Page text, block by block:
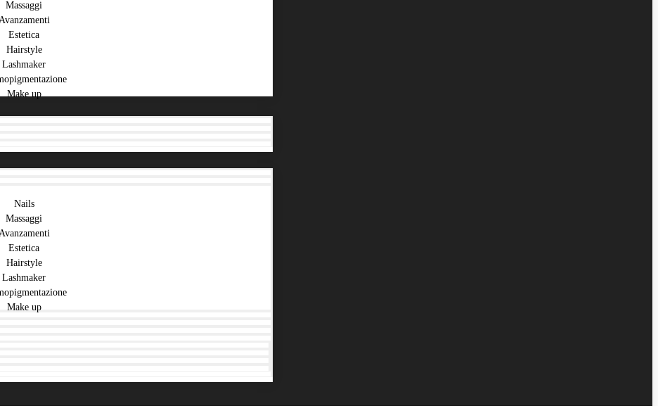
Massaggi
Estetica
Hairstyle
Lashmaker
Make up
Nails
Massaggi
Estetica
Hairstyle
Lashmaker
Make up